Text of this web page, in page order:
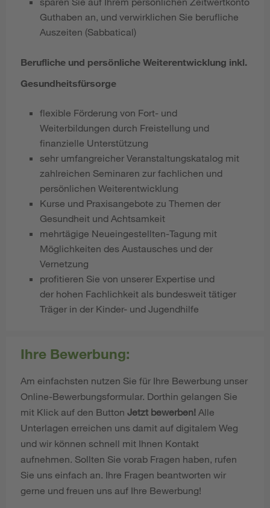
Guthaben an, und verwirklichen Sie berufliche
Auszeiten (Sabbatical)
Berufliche und persönliche Weiterentwicklung inkl.
Gesundheitsfürsorge
flexible Förderung von Fort- und
Weiterbildungen durch Freistellung und
finanzielle Unterstützung
sehr umfangreicher Veranstaltungskatalog mit
zahlreichen Seminaren zur fachlichen und
persönlichen Weiterentwicklung
Kurse und Praxisangebote zu Themen der
Gesundheit und Achtsamkeit
mehrtägige Neueingestellten-Tagung mit
Möglichkeiten des Austausches und der
Vernetzung
profitieren Sie von unserer Expertise und
der hohen Fachlichkeit als bundesweit tätiger
Träger in der Kinder- und Jugendhilfe
Ihre Bewerbung:
Am einfachsten nutzen Sie für Ihre Bewerbung unser
Online-Bewerbungsformular. Dorthin gelangen Sie
mit Klick auf den Button Jetzt bewerben! Alle
Unterlagen erreichen uns damit auf digitalem Weg
und wir können schnell mit Ihnen Kontakt
aufnehmen. Sollten Sie vorab Fragen haben, rufen
Sie uns einfach an. Ihre Fragen beantworten wir
gerne und freuen uns auf Ihre Bewerbung!